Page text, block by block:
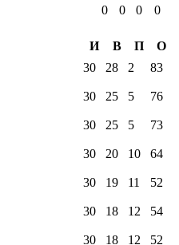
0 0 0
0
И В П
О
30 28 2 83
30 25 5 76
30 25 5 73
30 20 10 64
30 19 11 52
30 18 12 54
30 18 12 52